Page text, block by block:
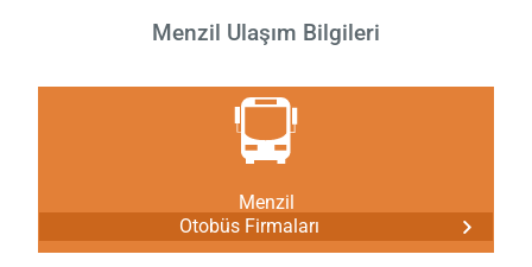
Menzil Ulaşım Bilgileri
Menzil
Otobüs Firmaları